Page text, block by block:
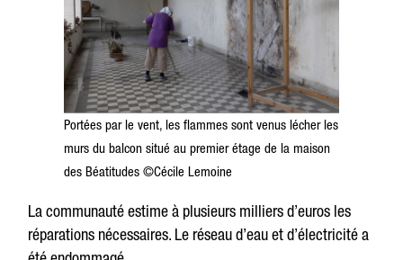
Portées par le vent, les flammes sont venus lécher les
murs du balcon situé au premier étage de la maison
des Béatitudes ©Cécile Lemoine
La communauté estime à plusieurs milliers d’euros les
réparations nécessaires. Le réseau d’eau et d’électricité a